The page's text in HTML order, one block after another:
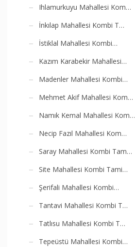
Ihlamurkuyu Mahallesi Kom…
İnkılap Mahallesi Kombi T…
İstiklal Mahallesi Kombi…
Kazım Karabekir Mahallesi…
Madenler Mahallesi Kombi…
Mehmet Akif Mahallesi Kom…
Namık Kemal Mahallesi Kom…
Necip Fazıl Mahallesi Kom…
Saray Mahallesi Kombi Tam…
Site Mahallesi Kombi Tami…
Şerifali Mahallesi Kombi…
Tantavi Mahallesi Kombi T…
Tatlısu Mahallesi Kombi T…
Tepeüstü Mahallesi Kombi…